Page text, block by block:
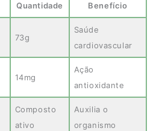
Quantidade Benefício
73g
Saúde
cardiovascular
14mg
Ação
antioxidante
Composto
ativo
Auxilia o
organismo